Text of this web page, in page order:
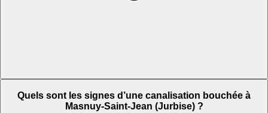
Quels sont les signes d’une canalisation bouchée à
Masnuy-Saint-Jean (Jurbise) ?